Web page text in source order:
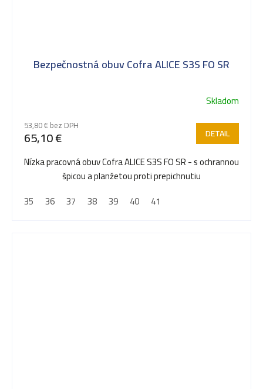
Bezpečnostná obuv Cofra ALICE S3S FO SR
Skladom
53,80 € bez DPH
65,10 € DETAIL
Nízka pracovná obuv Cofra ALICE S3S FO SR - s ochrannou
špicou a planžetou proti prepichnutiu
35
36 37 38 39 40 41